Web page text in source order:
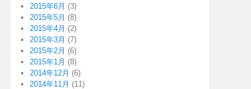
2015年6月 (3)
2015年5月 (8)
2015年4月 (2)
2015年3月 (7)
2015年2月 (6)
2015年1月 (8)
2014年12月 (6)
2014年11月 (11)